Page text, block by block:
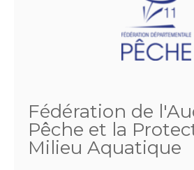
Fédération de
Pêche et la
Milieu Aquatique